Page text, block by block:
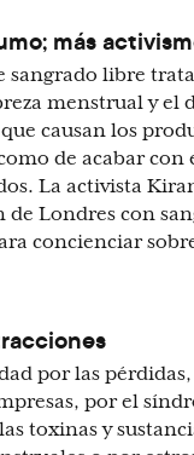
más
sangrado libre
menstrual y el
causan los
de acabar con
La activista
Londres con
concienciar
por las
por el
toxinas y